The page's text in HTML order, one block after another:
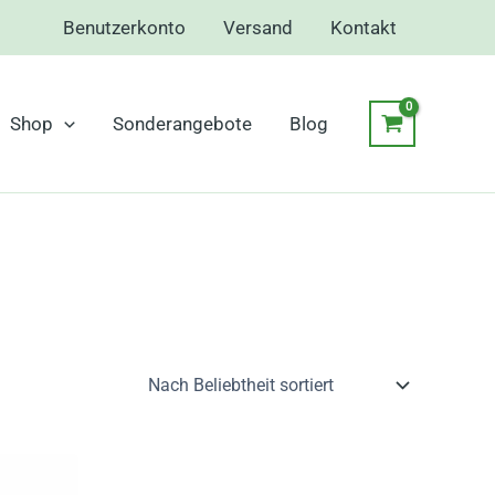
Benutzerkonto Versand Kontakt
Shop Sonderangebote Blog